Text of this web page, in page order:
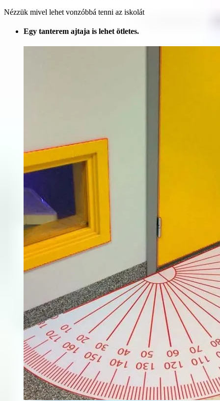
Nézzük mivel lehet vonzóbbá tenni az iskolát
Egy tanterem ajtaja is lehet ötletes.